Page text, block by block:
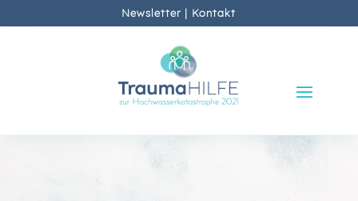
Newsletter | Kontakt